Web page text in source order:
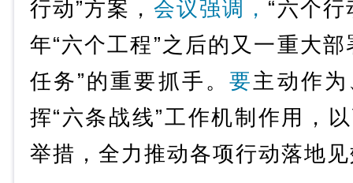
行动”方案， 会议强调， “六个
年“六个工程”之后的又一重大
任务”的重要抓手。要主动作
挥“六条战线”工作机制作用，
举措，全力推动各项行动落地